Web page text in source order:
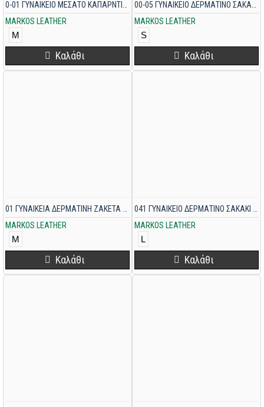
MARKOS LEATHER
M
Καλάθι
MARKOS LEATHER
S
Καλάθι
MARKOS LEATHER
M
Καλάθι
MARKOS LEATHER
L
Καλάθι